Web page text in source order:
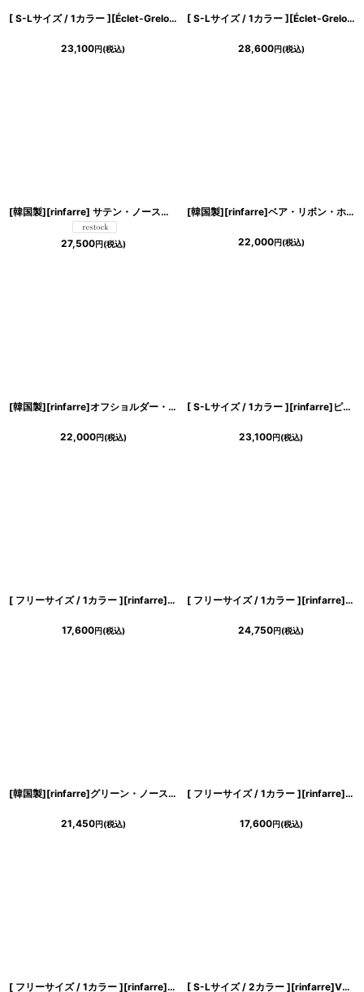
[ S-Lサイズ / 1カラー ][Éclet-Grelot by RiNFARRE]サテン・レッド・ホルターネック・セミロング丈・ミディアムドレス・エクラグレロ [奈月セナ着用][送料無料]
23,100円(税込)
[ S-Lサイズ / 1カラー ][Éclet-Grelot by RiNFARRE]キャミソール・総レース・コルセット・イエロー・セミロング丈・ロングドレス・エクラグレロ [奈月セナ着用][送料無料]
28,600円(税込)
[韓国製][rinfarre] サテン・ノースリーブ・チェーン・Aライン・シンプル・ロングドレス・ワンピース[奈月セナ着用][送料無料]
27,500円(税込)
[韓国製][rinfarre]ベア・リボン・ホワイト・ブラック・ビジュー・ノースリーブ・ミディアムドレス・タイト・ワンピース[山崎みどり着用][送料無料]mywh
22,000円(税込)
[韓国製][rinfarre]オフショルダー・フリル・飾りボタン・ジャガード・サテン・タイト・ミディアムドレス・ワンピース[山崎みどり着用][送料無料]mywh
22,000円(税込)
[ S-Lサイズ / 1カラー ][rinfarre]ピンクベージュ・ジャガード・胸元ファスナー・タイト・ミディアムドレス・ワンピース[薗田杏奈着用][送料無料]
23,100円(税込)
[ フリーサイズ / 1カラー ][rinfarre]ノースリーブ・Vネック・花柄・カシュクール・ラップワンピース・マキシ・ロングドレス・ワンピース[薗田杏奈着用][送料無料]
17,600円(税込)
[ フリーサイズ / 1カラー ][rinfarre]花柄・ブラック・総レース・レイヤー ・ノースリーブ・ペンシルライン・ミディアムドレス・ワンピース[奈月セナ着用][送料無料]
24,750円(税込)
[韓国製][rinfarre]グリーン・ノースリーブ・ツイード風・ウエストカット・ノースリーブ・タイト・ミディアムドレス・ワンピース[山崎みどり着用][送料無料]mygr
21,450円(税込)
[ フリーサイズ / 1カラー ][rinfarre]花柄・アート・カラフル・鮮やか・Vネック・カシュクール・七分袖・マキシ・ロングドレス・ラップ・ワンピース[奈月セナ着用][送料無料]
17,600円(税込)
[ フリーサイズ / 1カラー ][rinfarre]花柄・Vネック・カシュクール・七分袖・マキシ・ロングドレス・ラップ・ワンピース[薗田杏奈着用][送料無料] [ S-Lサイズ / 2カラー ][rinfarre]Vネック・ケープ風スリーブ・ペプラム・シフォン・半袖・タイト・ミディアムドレス・ワンピース[薗田杏奈着用][送料無料]